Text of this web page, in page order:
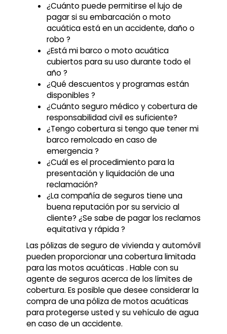
¿Cuánto puede permitirse el lujo de
pagar si su embarcación o moto
acuática está en un accidente, daño o
robo ?
¿Está mi barco o moto acuática
cubiertos para su uso durante todo el
año ?
¿Qué descuentos y programas están
disponibles ?
¿Cuánto seguro médico y cobertura de
responsabilidad civil es suficiente?
¿Tengo cobertura si tengo que tener mi
barco remolcado en caso de
emergencia ?
¿Cuál es el procedimiento para la
presentación y liquidación de una
reclamación?
¿La compañía de seguros tiene una
buena reputación por su servicio al
cliente? ¿Se sabe de pagar los reclamos
equitativa y rápida ?
Las pólizas de seguro de vivienda y automóvil
pueden proporcionar una cobertura limitada
para las motos acuáticas . Hable con su
agente de seguros acerca de los límites de
cobertura. Es posible que desee considerar la
compra de una póliza de motos acuáticas
para protegerse usted y su vehículo de agua
en caso de un accidente.